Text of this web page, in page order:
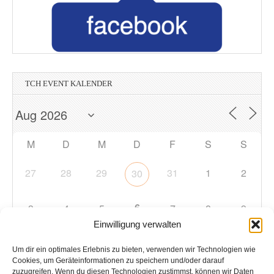
Einwilligung verwalten
Um dir ein optimales Erlebnis zu bieten, verwenden wir Technologien wie
Cookies, um Geräteinformationen zu speichern und/oder darauf
zuzugreifen. Wenn du diesen Technologien zustimmst, können wir Daten
TCH EVENT KALENDER
M D M D F S S
27 28 29 30 31 1 2
3 4 5 6 7 8 9
10 11 12 13 14 15